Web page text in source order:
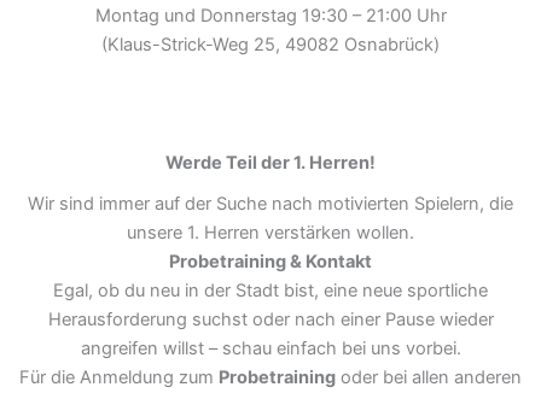
Montag und Donnerstag 19:30 – 21:00 Uhr
(Klaus-Strick-Weg 25, 49082 Osnabrück)
Werde Teil der 1. Herren!
Wir sind immer auf der Suche nach motivierten Spielern, die
unsere 1. Herren verstärken wollen.
Probetraining & Kontakt
Egal, ob du neu in der Stadt bist, eine neue sportliche
Herausforderung suchst oder nach einer Pause wieder
angreifen willst – schau einfach bei uns vorbei.
Für die Anmeldung zum Probetraining oder bei allen anderen